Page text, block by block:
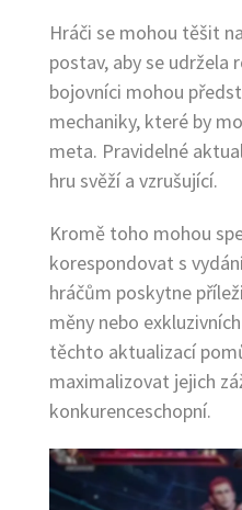
Hráči se mohou těšit
postav, aby se udržela
bojovníci mohou
mechaniky, které by
meta. Pravidelné
hru svěží a vzrušující.
Kromě toho mohou
korespondovat s
hráčům poskytne
měny nebo
těchto aktualizací
maximalizovat jejich
konkurenceschopní.